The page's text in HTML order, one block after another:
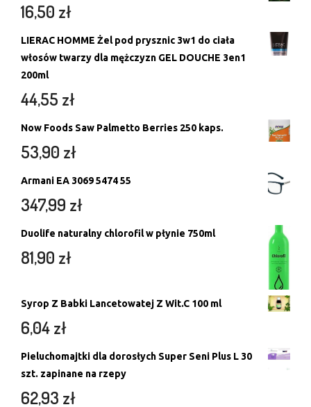
16,50 zł
LIERAC HOMME Żel pod prysznic 3w1 do ciała
włosów twarzy dla mężczyzn GEL DOUCHE 3en1
200ml
44,55 zł
Now Foods Saw Palmetto Berries 250 kaps.
53,90 zł
Armani EA 3069 5474 55
347,99 zł
Duolife naturalny chlorofil w płynie 750ml
81,90 zł
Syrop Z Babki Lancetowatej Z Wit.C 100 ml
6,04zł
Pieluchomajtki dla dorosłych Super Seni Plus L 30
szt. zapinane na rzepy
62,93 zł